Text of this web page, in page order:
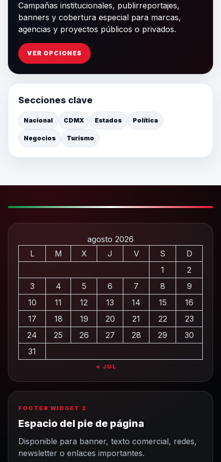
Campañas institucionales, publirreportajes,
banners y cobertura especial para marcas,
agencias y proyectos públicos o privados.
VER OPCIONES
Secciones clave
Nacional CDMX Estados Política
Negocios Turismo
agosto 2026
L
M X J V S
D
1
2
3
4 5 6 7 8
9
10
11 12 13 14 15
16
17
18 19 20 21 22
23
24
25 26 27 28 29
30
31
« JUL
FOOTER WIDGET 2
Espacio del pie de página
Disponible para banner, texto comercial, redes,
newsletter o enlaces importantes.